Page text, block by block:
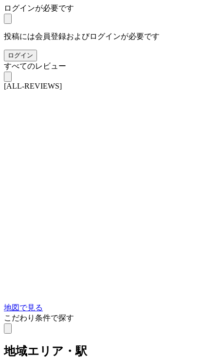
ログインが必要です
投稿には会員登録およびログインが必要です
ログイン
すべてのレビュー
[ALL-REVIEWS]
地図で見る
こだわり条件で探す
地域エリア・駅